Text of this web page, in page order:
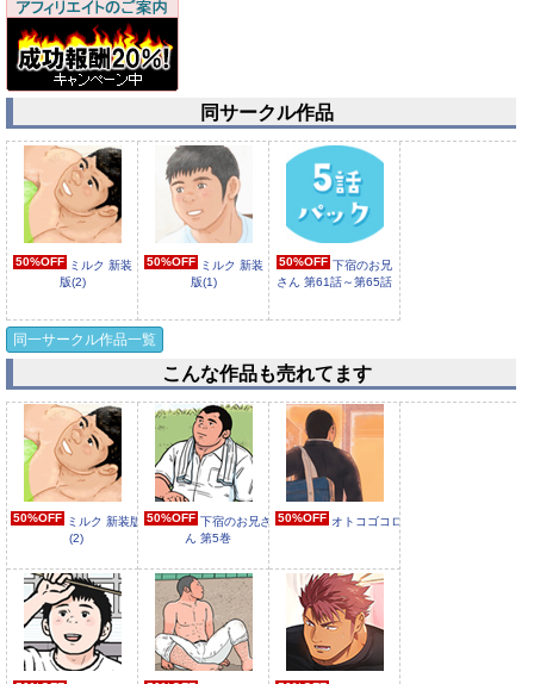
同サークル作品
50%OFF ミルク 新装
版(2)
50%OFF ミルク 新装
版(1)
50%OFF 下宿のお兄
さん 第61話～第65話
50%OFF 下宿のお兄
さん 第63話
50%OFF 下宿のお兄
さん 第64話
同一サークル作品一覧
こんな作品も売れてます
50%OFF ミルク 新装版
(2)
50%OFF 下宿のお兄さ
ん 第5巻
50%OFF オトコゴコロ